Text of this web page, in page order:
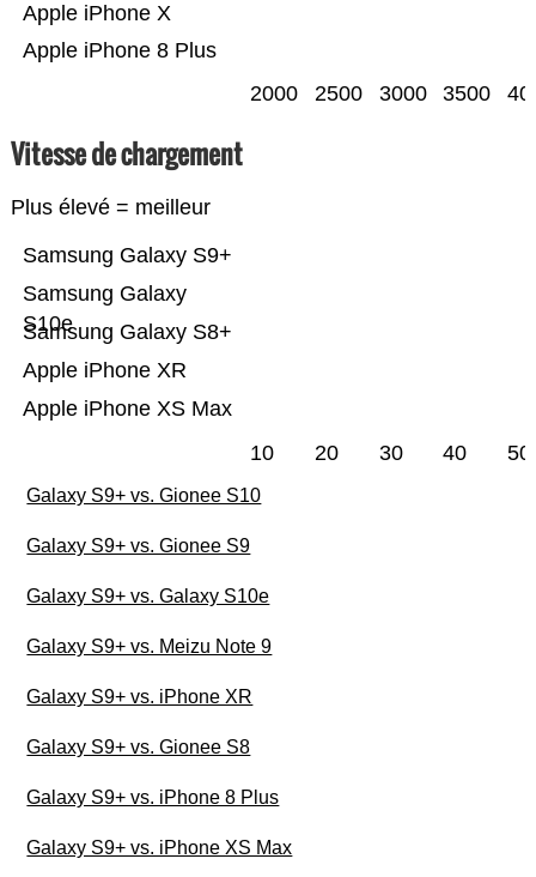
Apple iPhone 8 Plus
Apple iPhone X
2000 2500 3000 3500
Vitesse de chargement
Plus élevé = meilleur
Apple iPhone XS Max
Apple iPhone XR
Samsung Galaxy S8+
Samsung Galaxy
S10e
Samsung Galaxy S9+
10 20 30 40 50
Galaxy S9+ vs. Gionee S10
Galaxy S9+ vs. Gionee S9
Galaxy S9+ vs. Galaxy S10e
Galaxy S9+ vs. Meizu Note 9
Galaxy S9+ vs. iPhone XR
Galaxy S9+ vs. Gionee S8
Galaxy S9+ vs. iPhone 8 Plus
Galaxy S9+ vs. iPhone XS Max